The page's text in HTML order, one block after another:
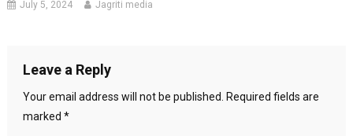
July 5, 2024 Jagriti media
Leave a Reply
Your email address will not be published.
Required fields are
marked *